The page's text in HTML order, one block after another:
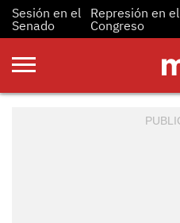
Sesión en el
Senado
Represión en el
Congreso